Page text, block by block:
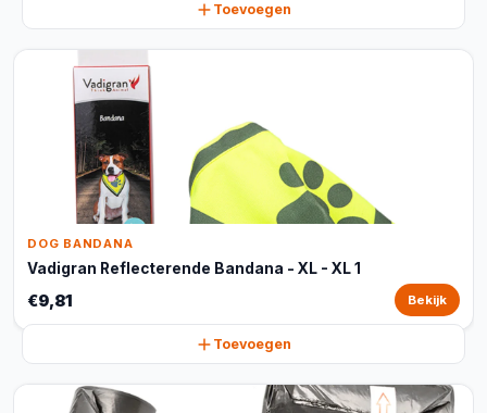
Toevoegen
DOG BANDANA
Vadigran Reflecterende Bandana - XL - XL 1
€9,81 Bekijk
Toevoegen